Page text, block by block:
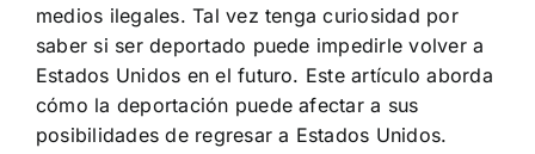
medios ilegales. Tal vez tenga curiosidad por
saber si ser deportado puede impedirle volver a
Estados Unidos en el futuro. Este artículo aborda
cómo la deportación puede afectar a sus
posibilidades de regresar a Estados Unidos.